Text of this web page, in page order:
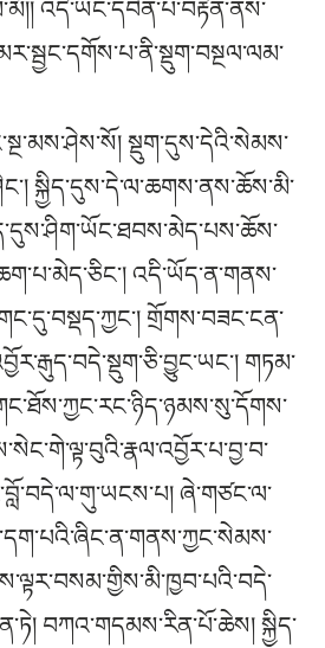
འདི་ཡང་དབེན་པ་བརྟེན་ནས་
སྡུག་དུས་དེའི་སེམས་
སྐྱིད་དུས་དེ་ལ་ཆགས་ནས་ཆོས་མི་
འདི་ཡོད་ན་གནས་
གྲོགས་བཟང་ངན་
གཏམ་
ཞེ་གཙང་ལ་
བཀའ་གདམས་རིན་པོ་ཆེས། སྐྱིད་